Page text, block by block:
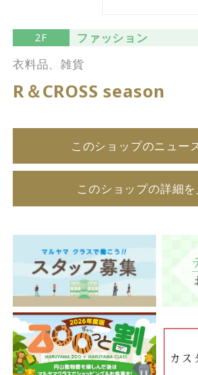
2F
ファッション
衣料品、雑貨
R＆CROSS season
このショップのニュー
このショップの詳細を